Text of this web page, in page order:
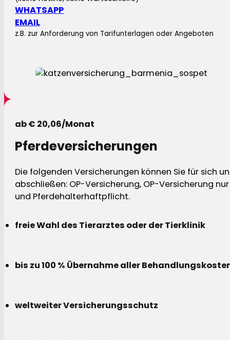
WHATSAPP
EMAIL
z.B. zur Anforderung von Tarifunterlagen oder Angeboten
ab € 20,06/Monat
Pferdeversicherungen
Die folgenden Versicherungen können Sie für sich
abschließen: OP-Versicherung, OP-Versicherung
und Pferdehalterhaftpflicht.
freie Wahl des Tierarztes oder der Tierklinik
bis zu 100 % Übernahme aller
weltweiter Versicherungsschutz